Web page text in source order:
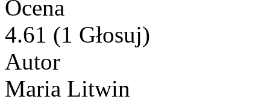
Ocena
4.61 (1 Głosuj)
Autor
Maria Litwin